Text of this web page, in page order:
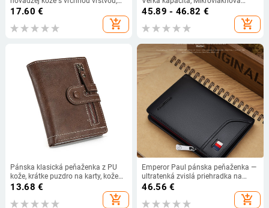
pravá kožená retro RFID spona na
drobné, pánska kožená taška na
karty Crazy Horse s viacerými
17.60 €
add_shopping_cart
podšívka, Značka Unique
45.89 - 46.82 €
add_shopping_cart
Pánska klasická peňaženka z PU
kože, krátke puzdro na karty, kožená
pánska kabelka, vysoko kvalitná
dizajnérska pánska peňaženka so
zipsovým vreckom
13.68 €
add_shopping_cart
Emperor Paul pánska peňaženka —
ultratenká zvislá priehradka na
karty, pravá koža, mikrovlákna
46.56 €
add_shopping_cart